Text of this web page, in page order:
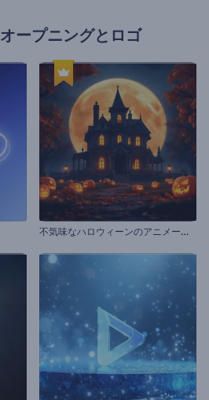
オープニングとロゴ
不
気味なハロウィーンのアニメーション